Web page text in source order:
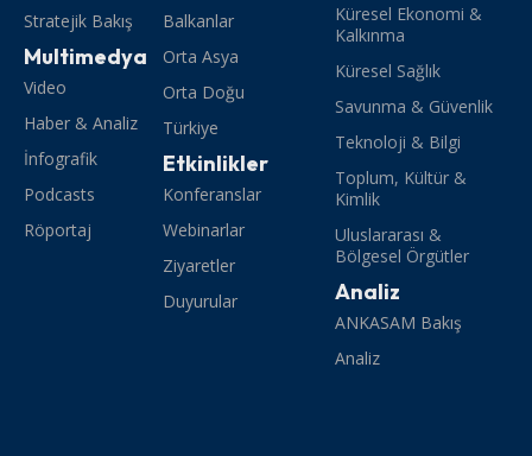
Stratejik Bakış
Multimedya
Video
Haber & Analiz
İnfografik
Podcasts
Röportaj
Balkanlar
Orta Asya
Orta Doğu
Türkiye
Etkinlikler
Konferanslar
Webinarlar
Ziyaretler
Duyurular
Küresel Ekonomi &
Kalkınma
Küresel Sağlık
Savunma & Güvenlik
Teknoloji & Bilgi
Toplum, Kültür &
Kimlik
Uluslararası &
Bölgesel Örgütler
Analiz
ANKASAM Bakış
Analiz